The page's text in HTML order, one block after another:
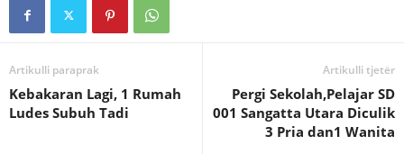
Artikulli paraprak
Kebakaran Lagi, 1 Rumah
Ludes Subuh Tadi
Artikulli tjetër
Pergi Sekolah,Pelajar SD
001 Sangatta Utara Diculik
3 Pria dan1 Wanita